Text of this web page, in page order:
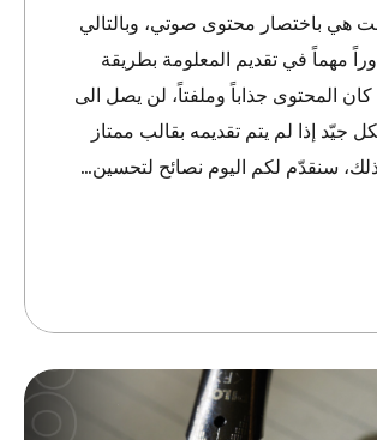
هي باختصار محتوى صوتي، وبالتالي
مهماً في تقديم المعلومة بطريقة
المحتوى جذاباً وملفتاً، لن يصل الى
جيّد إذا لم يتم تقديمه بقالب ممتاز
سنقدّم لكم اليوم نصائح لتحسين…